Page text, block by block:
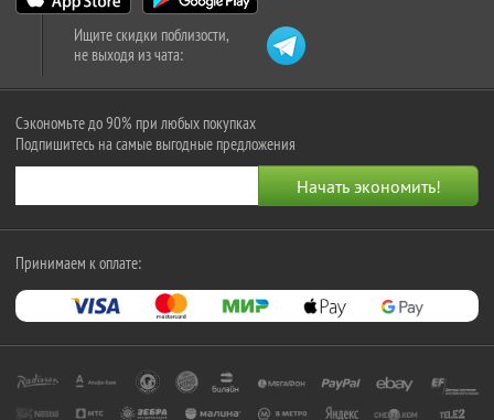
Ищите скидки поблизости,
не выходя из чата:
Сэкономьте до 90% при любых покупках
Подпишитесь на самые выгодные предложения
Принимаем к оплате: